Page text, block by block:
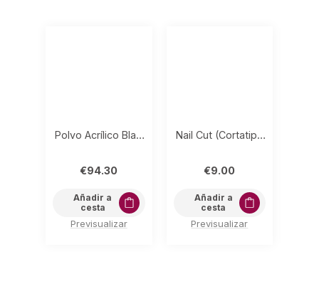
Añadir a
cesta
Previsualizar
Polvo Acrílico Blanco Brillante 500gr
€94.30
Añadir a
cesta
Previsualizar
Nail Cut (Cortatips)
€9.00